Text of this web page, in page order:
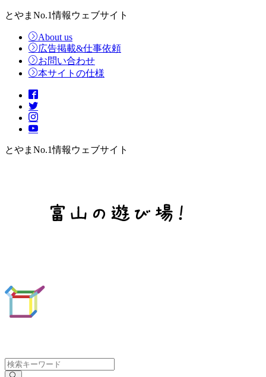
とやまNo.1情報ウェブサイト
About us
広告掲載&仕事依頼
お問い合わせ
本サイトの仕様
とやまNo.1情報ウェブサイト